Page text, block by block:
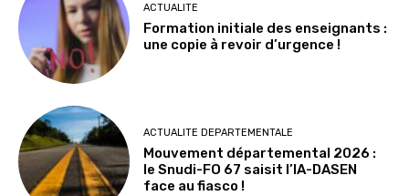
ACTUALITE
Formation initiale des enseignants :
une copie à revoir d’urgence !
ACTUALITE DEPARTEMENTALE
Mouvement départemental 2026 :
le Snudi-FO 67 saisit l’IA-DASEN
face au fiasco !